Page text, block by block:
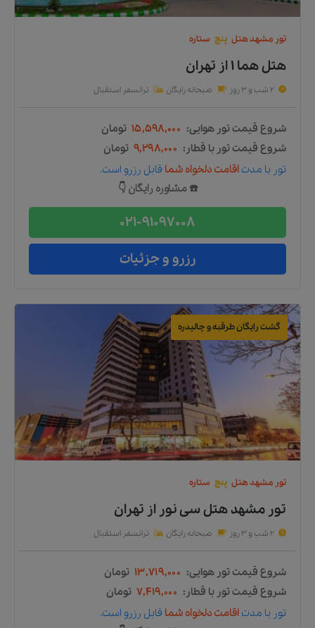
تور مشهدهتل پنج ستاره
هتل هما ۱ از تهران
2 شب و 3 روز صبحانه رایگان ترانسفر استقبال
شروع قیمت تور هوایی: ۱۵,۵۹۸,۰۰۰ تومان
شروع قیمت تور با قطار: ۹,۲۹۸,۰۰۰ تومان
تور با مدت اقامت دلخواه شما قابل رزرو است.
☎️ مشاوره رایگان 👇
021-91097008
رزرو و جزئیات
گشت رایگان طرقبه و چالیدره
تور مشهدهتل پنج ستاره
تور مشهد هتل سی نور از تهران
2 شب و 3 روز صبحانه رایگان ترانسفر استقبال
شروع قیمت تور هوایی: ۱۳,۷۱۹,۰۰۰ تومان
شروع قیمت تور با قطار: ۷,۴۱۹,۰۰۰ تومان
تور با مدت اقامت دلخواه شما قابل رزرو است.